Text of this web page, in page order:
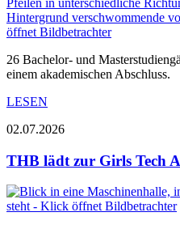
26 Bachelor- und
einem akademischen Abschluss.
LESEN
02.07.2026
THB lädt zur Girls Tech